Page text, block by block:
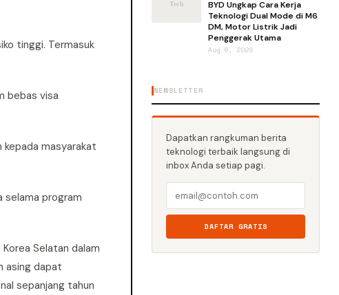
tinggi. Termasuk
bebas visa
kepada masyarakat
selama program
Selatan dalam
asing dapat
sepanjang tahun
BYD Ungkap Cara Kerja
Teknologi Dual Mode di M6
DM, Motor Listrik Jadi
Penggerak Utama
Aug 6, 2026
NEWSLETTER
Dapatkan rangkuman berita
teknologi terbaik langsung di
inbox Anda setiap pagi.
DAFTAR GRATIS